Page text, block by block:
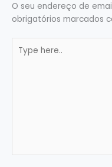
O seu endereço de
obrigatórios marcados
here..